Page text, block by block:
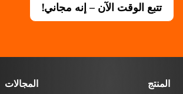
تتبع الوقت الآن – إنه مجاني!
المنتج
المجالات